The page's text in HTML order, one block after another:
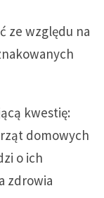
ze względu na
kwestię:
domowych
o ich
zdrowia